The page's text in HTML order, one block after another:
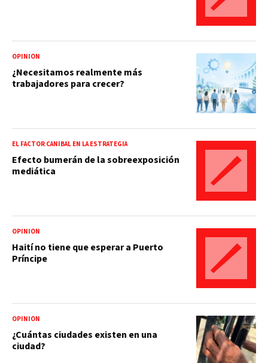
OPINIÓN
¿Necesitamos realmente más
trabajadores para crecer?
EL FACTOR CANÍBAL EN LA ESTRATEGIA
Efecto bumerán de la sobreexposición
mediática
OPINIÓN
Haití no tiene que esperar a Puerto
Príncipe
OPINIÓN
¿Cuántas ciudades existen en una
ciudad?